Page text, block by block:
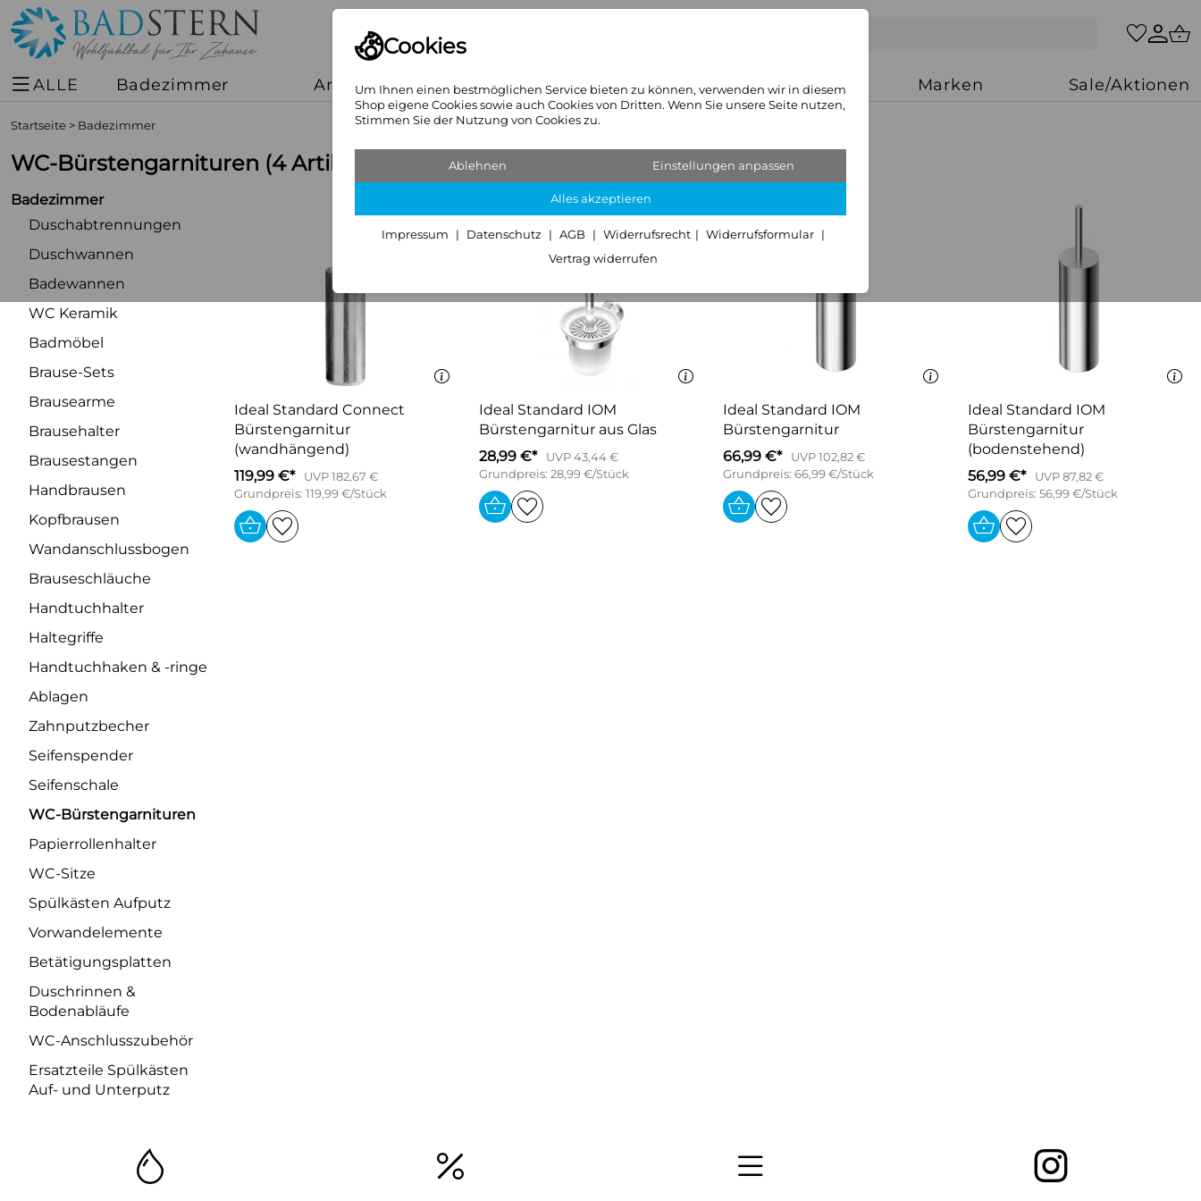
Cookies
Um Ihnen einen bestmöglichen Service bieten zu können, verwenden wir in diesem
Shop eigene Cookies sowie auch Cookies von Dritten. Wenn Sie unsere Seite nutzen,
Stimmen Sie der Nutzung von Cookies zu.
Ablehnen Einstellungen anpassen
Alles akzeptieren
Impressum Datenschutz AGB Widerrufsrecht
Widerrufsformular
Vertrag widerrufen
ALLE Badezimmer Armaturen Heizkörper Sanitär & Heizung Marken Sale/Aktionen
Startseite > Badezimmer
WC-Bürstengarnituren (4 Artikel)
Badezimmer
Duschabtrennungen
Duschwannen
Badewannen
WC Keramik
Badmöbel
Brause-Sets
Brausearme
Brausehalter
Brausestangen
Handbrausen
Kopfbrausen
Wandanschlussbogen
Brauseschläuche
Handtuchhalter
Haltegriffe
Handtuchhaken & -ringe
Ablagen
Zahnputzbecher
Seifenspender
Seifenschale
WC-Bürstengarnituren
Papierrollenhalter
WC-Sitze
Spülkästen Aufputz
Vorwandelemente
Betätigungsplatten
Duschrinnen &
Bodenabläufe
WC-Anschlusszubehör
Ersatzteile Spülkästen
Auf- und Unterputz
Ideal Standard Connect
Bürstengarnitur
(wandhängend)
119,99 €*
UVP 182,67 €
Grundpreis: 119,99 €/Stück
Ideal Standard IOM
Bürstengarnitur aus Glas
28,99 €*
UVP 43,44 €
Grundpreis: 28,99 €/Stück
Ideal Standard IOM
Bürstengarnitur
66,99 €*
UVP 102,82 €
Grundpreis: 66,99 €/Stück
Ideal Standard IOM
Bürstengarnitur
(bodenstehend)
56,99 €*
UVP 87,82 €
Grundpreis: 56,99 €/Stück